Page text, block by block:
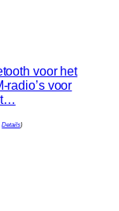
voor het
radio’s voor
Details)